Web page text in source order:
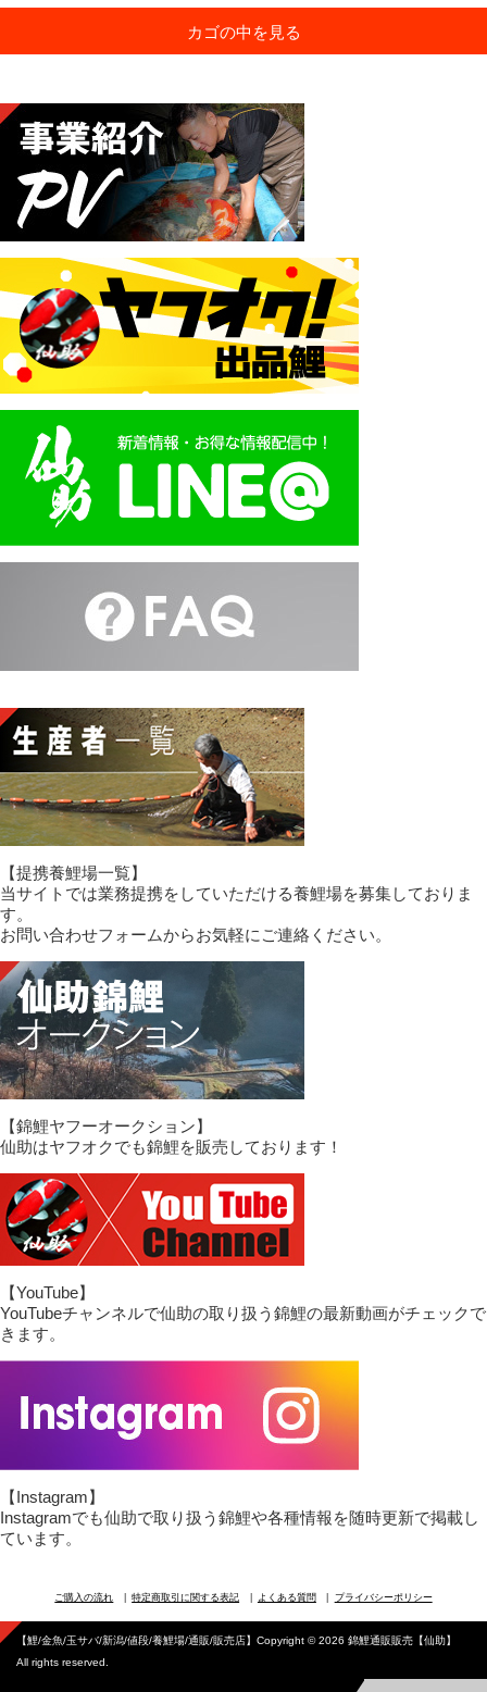
カゴの中を見る
【提携養鯉場一覧】
当サイトでは業務提携をしていただける養鯉場を募集しておりま
す。
お問い合わせフォームからお気軽にご連絡ください。
【錦鯉ヤフーオークション】
仙助はヤフオクでも錦鯉を販売しております！
【YouTube】
YouTubeチャンネルで仙助の取り扱う錦鯉の最新動画がチェックで
きます。
【Instagram】
Instagramでも仙助で取り扱う錦鯉や各種情報を随時更新で掲載し
ています。
ご購入の流れ 特定商取引に関する表記 よくある質問 プライバシーポリシー
【鯉/金魚/玉サバ/新潟/値段/養鯉場/通販/販売店】Copyright © 2026 錦鯉通販販売【仙助】
All rights reserved.